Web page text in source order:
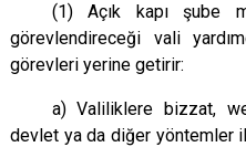
(1) Açık kapı şube
görevlendireceği vali
görevleri yerine getirir:
a) Valiliklere bizzat,
devlet ya da diğer yöntemler